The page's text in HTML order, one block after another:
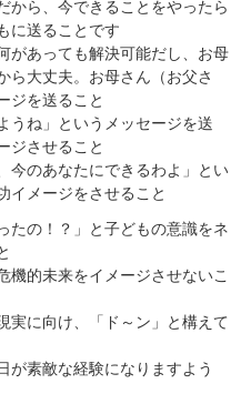
から、今できることをやったら
に送ることです
があっても解決可能だし、お母
大丈夫。お母さん（お父さ
ジを送ること
うね」というメッセージを送
ジさせること
今のあなたにできるわよ」とい
メージをさせること
たの！？」と子どもの意識をネ
機的未来をイメージさせないこ
実に向け、「ド～ン」と構えて
が素敵な経験になりますよう